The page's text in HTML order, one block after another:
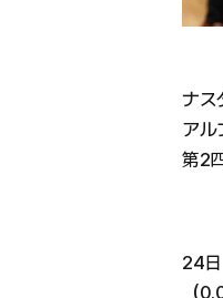
ナス
アル
第2
24
（